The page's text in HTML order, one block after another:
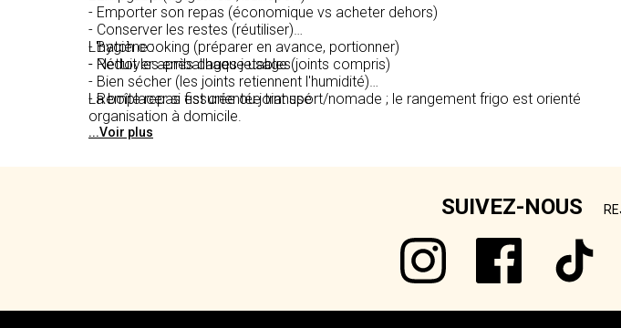
- Emporter son repas (économique vs acheter dehors)
- Conserver les restes (réutiliser)
- Batch cooking (préparer en avance, portionner)
- Réduit les emballages jetables
L'hygiène :
- Nettoyer après chaque usage (joints compris)
- Bien sécher (les joints retiennent l'humidité)
- Remplacer si fissurée ou joint usé
La boîte repas est orientée transport/nomade ; le rangement frigo est orienté
organisation à domicile.
...Voir plus
SUIVEZ-NOUS